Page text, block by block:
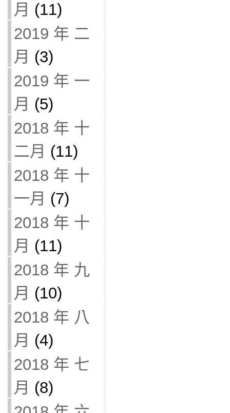
月 (11)
2019 年 二
月 (3)
2019 年 一
月 (5)
2018 年 十
二月 (11)
2018 年 十
一月 (7)
2018 年 十
月 (11)
2018 年 九
月 (10)
2018 年 八
月 (4)
2018 年 七
月 (8)